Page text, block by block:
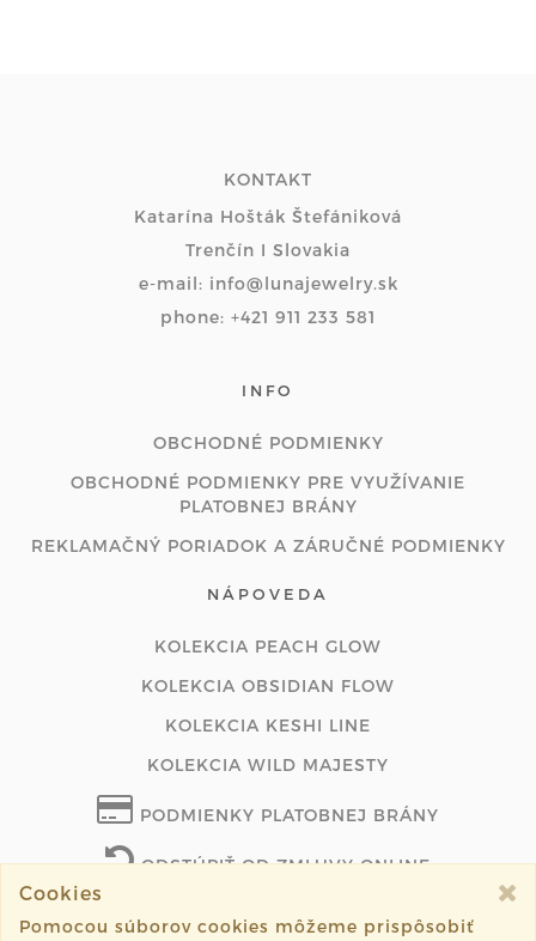
KONTAKT
Katarína Hošták Štefániková
Trenčín I Slovakia
e-mail: info@lunajewelry.sk
phone: +421 911 233 581
INFO
OBCHODNÉ PODMIENKY
OBCHODNÉ PODMIENKY PRE VYUŽÍVANIE
PLATOBNEJ BRÁNY
REKLAMAČNÝ PORIADOK A ZÁRUČNÉ PODMIENKY
NÁPOVEDA
KOLEKCIA PEACH GLOW
KOLEKCIA OBSIDIAN FLOW
KOLEKCIA KESHI LINE
KOLEKCIA WILD MAJESTY
PODMIENKY PLATOBNEJ BRÁNY
ODSTÚPIŤ OD ZMLUVY ONLINE
Cookies
Pomocou súborov cookies môžeme prispôsobiť